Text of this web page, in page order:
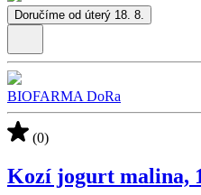
Doručíme od úterý 18. 8.
BIOFARMA DoRa
(0)
Kozí jogurt malina,